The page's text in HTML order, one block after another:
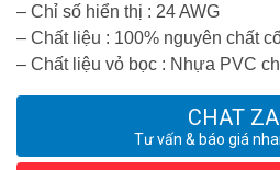
– Chỉ số hiển thị : 24 AWG
– Chất liệu : 100% nguyên chất
– Chất liệu vỏ bọc : Nhựa PVC
CHAT
Tư vấn & báo giá